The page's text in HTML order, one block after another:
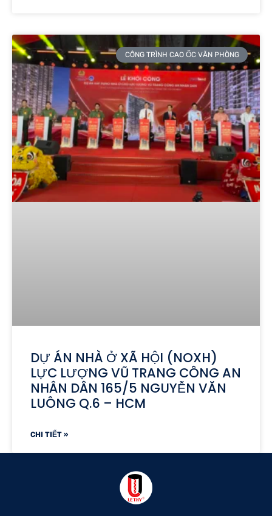
CÔNG TRÌNH CAO ỐC VĂN PHÒNG
DỰ ÁN NHÀ Ở XÃ HỘI (NOXH)
LỰC LƯỢNG VŨ TRANG CÔNG AN
NHÂN DÂN 165/5 NGUYỄN VĂN
LUÔNG Q.6 – HCM
CHI TIẾT »